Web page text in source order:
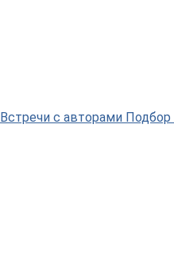
Встречи с авторами Подбор